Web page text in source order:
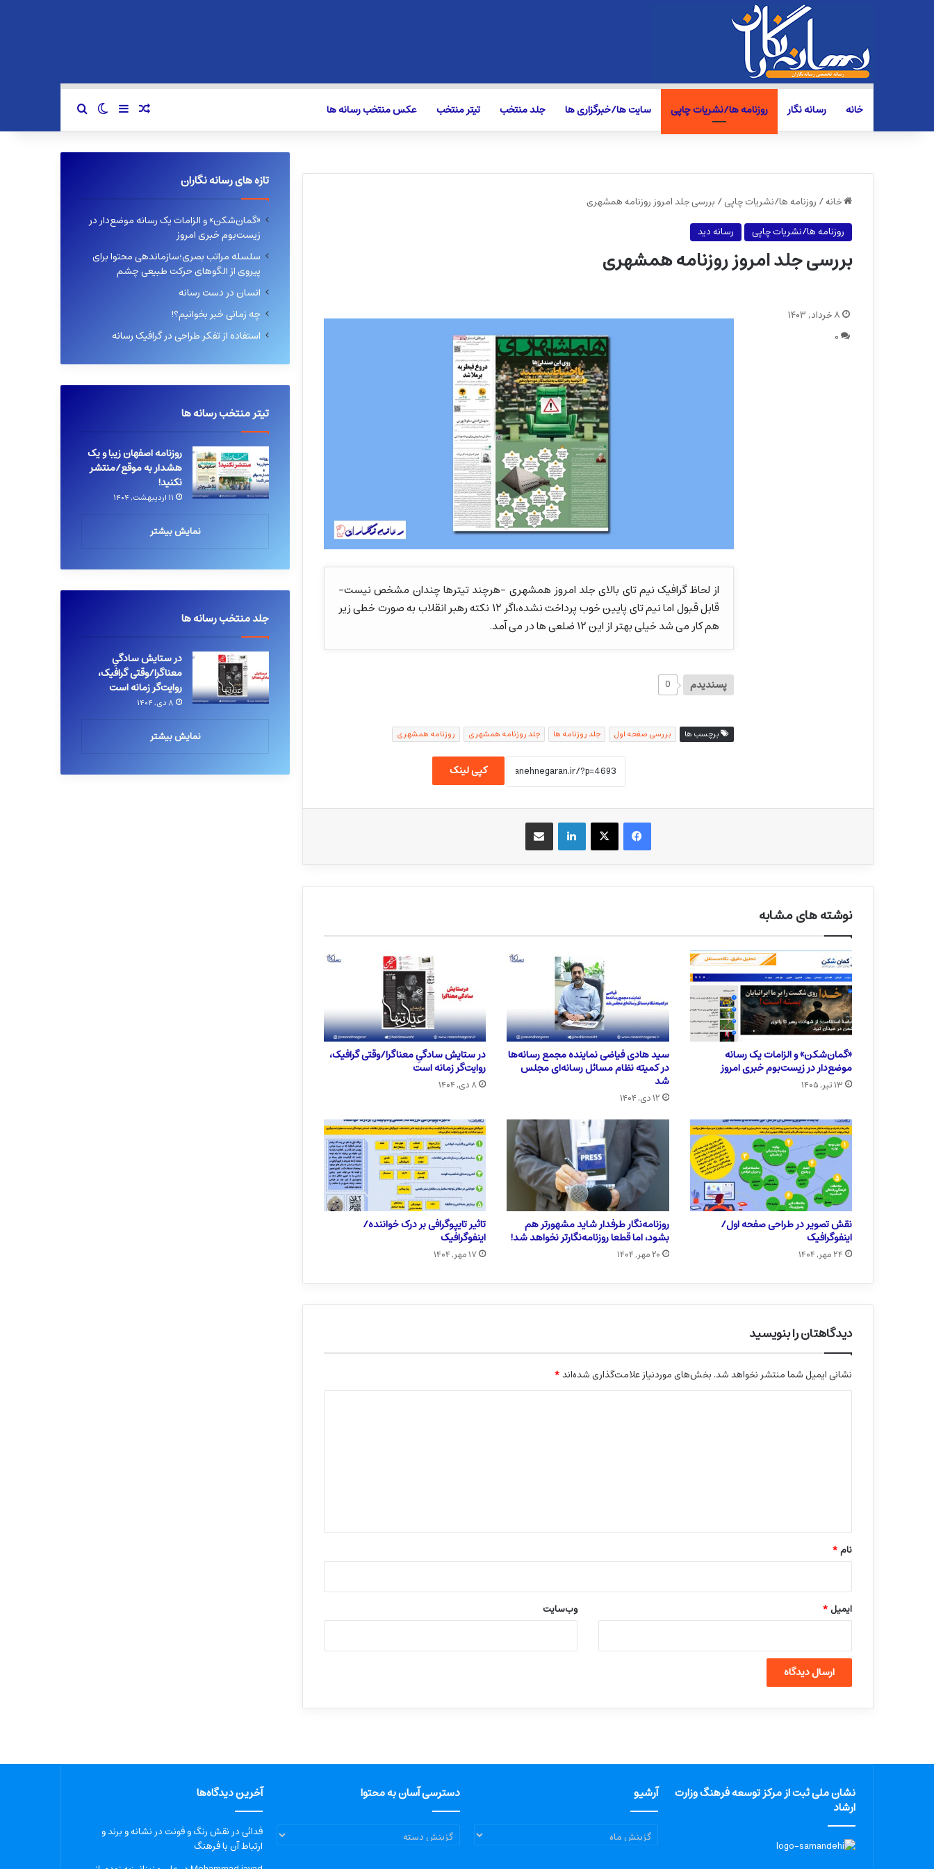
خانه رسانه نگار روزنامه ها/نشریات چاپی سایت ها/خبرگزاری ها جلد منتخب تیتر منتخب عکس منتخب رسانه ها نوشته تصادفی
سایدبارتغییر پوسته
خانه/ روزنامه ها/نشریات چاپی/ بررسی جلد امروز روزنامه همشهری
روزنامه ها/نشریات چاپی
رسانه دید
بررسی جلد امروز روزنامه همشهری
از لحاظ گرافیک نیم تای بالای جلد امروز همشهری -هرچند تیترها چندان مشخص نیست-
قابل قبول اما نیم تای پایین خوب پرداخت نشده،اگر ۱۲ نکته رهبر انقلاب به صورت خطی زیر
هم کار می شد خیلی بهتر از این ۱۲ ضلعی ها در می آمد.
پسندیدم 0
برچسب ها بررسی صفحه اول جلد روزنامه ها جلد روزنامه همشهری روزنامه همشهری
کپی لینک
۸ خرداد, ۱۴۰۳
۰
فیسبوک X لینکداین
نوشته های مشابه
«گمان‌شکن» و الزامات یک رسانه
موضع‌دار در زیست‌بوم خبری امروز
۱۳ تیر, ۱۴۰۵
سید هادی فیاضی نماینده مجمع رسانه‌ها
در کمیته نظام مسائل رسانه‌ای مجلس
شد
۱۲ دی, ۱۴۰۴
در ستایش سادگیِ معناگرا/وقتی گرافیک،
روایت‌گر زمانه است
۸ دی, ۱۴۰۴
نقش تصویر در طراحی صفحه اول/
اینفوگرافیک
۲۴ مهر, ۱۴۰۴
روزنامه‌نگار طرفدار شاید مشهورتر هم
بشود، اما قطعا روزنامه‌نگارتر نخواهد شد!
۲۰ مهر, ۱۴۰۴
تاثیر تایپوگرافی بر درک خواننده/
اینفوگرافیک
۱۷ مهر, ۱۴۰۴
دیدگاهتان را بنویسید
نشانی ایمیل شما منتشر نخواهد شد. بخش‌های موردنیاز علامت‌گذاری شده‌اند*
نام*
ایمیل* وب‌سایت
تازه های رسانه نگاران
«گمان‌شکن» و الزامات یک رسانه موضع‌دار در
زیست‌بوم خبری امروز
سلسله مراتب بصری؛سازماندهی محتوا برای
پیروی از الگوهای حرکت طبیعی چشم
انسان در دست رسانه
چه زمانی خبر بخوانیم؟!
استفاده از تفکر طراحی در گرافیک رسانه
تیتر منتخب رسانه ها
روزنامه اصفهان زیبا و یک
هشدار به موقع/منتشر
نکنید!
۱۱ اردیبهشت, ۱۴۰۴
نمایش بیشتر
جلد منتخب رسانه ها
در ستایش سادگیِ
معناگرا/وقتی گرافیک،
روایت‌گر زمانه است
۸ دی, ۱۴۰۴
نمایش بیشتر
نشان ملی ثبت از مرکز توسعه فرهنگ وزارت
ارشاد
آرشیو
آرشیو
دسترسی آسان به محتوا
دسترسی
آسان
آخرین دیدگاه‌ها
فدائیدرنقش رنگ و فونت در نشانه و برند و
ارتباط آن با فرهنگ